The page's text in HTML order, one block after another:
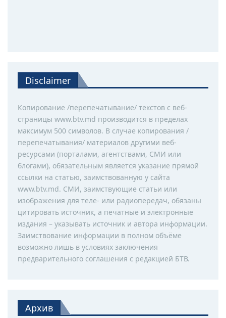
Disclaimer
Копирование /перепечатывание/ текстов с веб-
страницы www.btv.md производится в пределах
максимум 500 символов. В случае копирования /
перепечатывания/ материалов другими веб-
ресурсами (порталами, агентствами, СМИ или
блогами), обязательным является указание прямой
ссылки на статью, заимствованную у сайта
www.btv.md. СМИ, заимствующие статьи или
изображения для теле- или радиопередач, обязаны
цитировать источник, а печатные и электронные
издания – указывать источник и автора информации.
Заимствование информации в полном объёме
возможно лишь в условиях заключения
предварительного соглашения с редакцией БТВ.
Архив